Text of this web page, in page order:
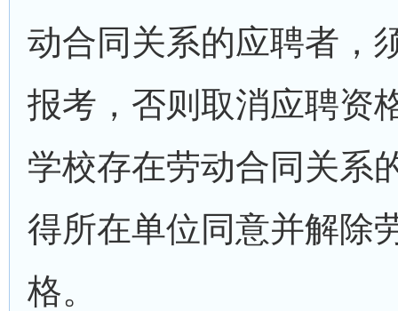
动合同关系的应聘者，
报考，否则取消应聘资
学校存在劳动合同关系
得所在单位同意并解除
格。